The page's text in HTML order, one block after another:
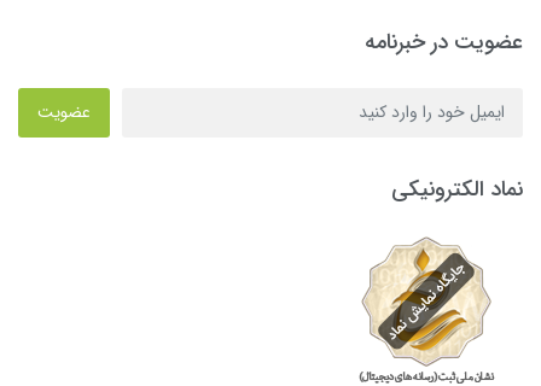
عضویت در خبرنامه
عضویت
نماد الکترونیکی